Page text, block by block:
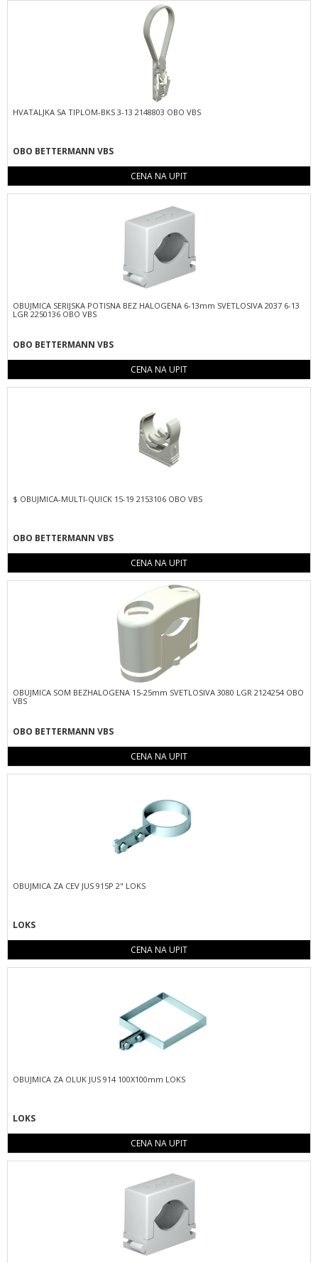
HVATALJKA SA TIPLOM-BKS 3-13 2148803 OBO VBS
OBO BETTERMANN VBS
CENA NA UPIT
OBUJMICA SERIJSKA POTISNA BEZ HALOGENA 6-13mm SVETLOSIVA 2037 6-13
LGR 2250136 OBO VBS
OBO BETTERMANN VBS
CENA NA UPIT
$ OBUJMICA-MULTI-QUICK 15-19 2153106 OBO VBS
OBO BETTERMANN VBS
CENA NA UPIT
OBUJMICA SOM BEZHALOGENA 15-25mm SVETLOSIVA 3080 LGR 2124254 OBO
VBS
OBO BETTERMANN VBS
CENA NA UPIT
OBUJMICA ZA CEV JUS 915P 2" LOKS
LOKS
CENA NA UPIT
OBUJMICA ZA OLUK JUS 914 100X100mm LOKS
LOKS
CENA NA UPIT